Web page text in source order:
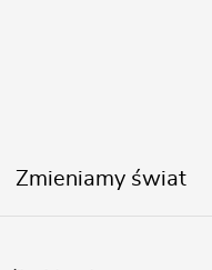
Zmieniamy świat